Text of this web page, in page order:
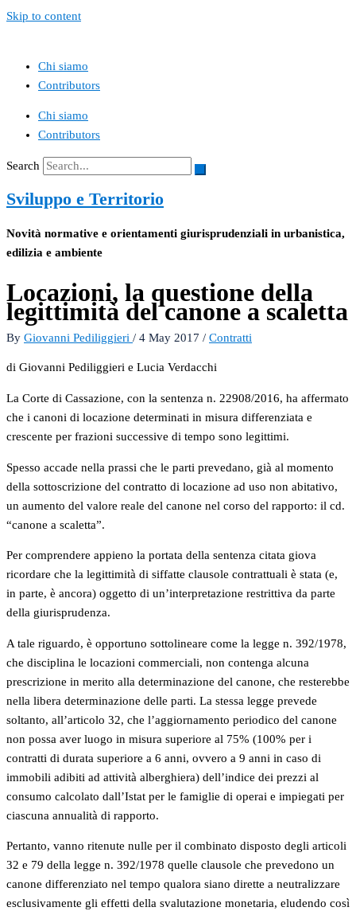
Skip to content
Chi siamo
Contributors
Chi siamo
Contributors
Search
Sviluppo e Territorio
Novità normative e orientamenti giurisprudenziali in urbanistica,
edilizia e ambiente
Locazioni, la questione della
legittimità del canone a scaletta
By Giovanni Pediliggieri / 4 May 2017 / Contratti
di Giovanni Pediliggieri e Lucia Verdacchi
La Corte di Cassazione, con la sentenza n. 22908/2016, ha affermato
che i canoni di locazione determinati in misura differenziata e
crescente per frazioni successive di tempo sono legittimi.
Spesso accade nella prassi che le parti prevedano, già al momento
della sottoscrizione del contratto di locazione ad uso non abitativo,
un aumento del valore reale del canone nel corso del rapporto: il cd.
“canone a scaletta”.
Per comprendere appieno la portata della sentenza citata giova
ricordare che la legittimità di siffatte clausole contrattuali è stata (e,
in parte, è ancora) oggetto di un’interpretazione restrittiva da parte
della giurisprudenza.
A tale riguardo, è opportuno sottolineare come la legge n. 392/1978,
che disciplina le locazioni commerciali, non contenga alcuna
prescrizione in merito alla determinazione del canone, che resterebbe
nella libera determinazione delle parti. La stessa legge prevede
soltanto, all’articolo 32, che l’aggiornamento periodico del canone
non possa aver luogo in misura superiore al 75% (100% per i
contratti di durata superiore a 6 anni, ovvero a 9 anni in caso di
immobili adibiti ad attività alberghiera) dell’indice dei prezzi al
consumo calcolato dall’Istat per le famiglie di operai e impiegati per
ciascuna annualità di rapporto.
Pertanto, vanno ritenute nulle per il combinato disposto degli articoli
32 e 79 della legge n. 392/1978 quelle clausole che prevedono un
canone differenziato nel tempo qualora siano dirette a neutralizzare
esclusivamente gli effetti della svalutazione monetaria, eludendo così